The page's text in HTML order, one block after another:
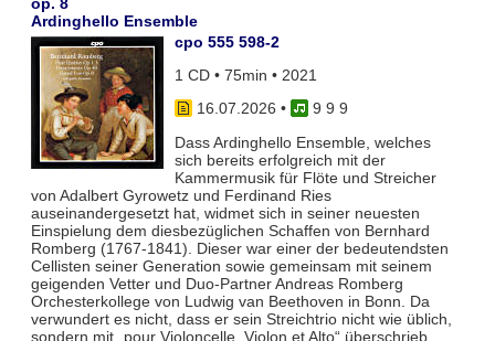
Ardinghello Ensemble
cpo 555 598-2
1 CD • 75min • 2021
16.07.2026 •
9 9 9
Dass Ardinghello Ensemble, welches
sich bereits erfolgreich mit der
Kammermusik für Flöte und Streicher
von Adalbert Gyrowetz und Ferdinand Ries
auseinandergesetzt hat, widmet sich in seiner neuesten
Einspielung dem diesbezüglichen Schaffen von Bernhard
Romberg (1767-1841). Dieser war einer der bedeutendsten
Cellisten seiner Generation sowie gemeinsam mit seinem
geigenden Vetter und Duo-Partner Andreas Romberg
Orchesterkollege von Ludwig van Beethoven in Bonn. Da
verwundert es nicht, dass er sein Streichtrio nicht wie üblich,
sondern mit „pour Violoncelle, Violon et Alto“ überschrieb.